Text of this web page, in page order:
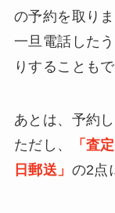
の予約を取りま
一旦電話した
りすることもで
あとは、予約
ただし、
「査
日郵送 」 の2点